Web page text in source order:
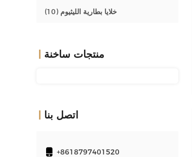
خلايا بطارية الليثيوم (10)
منتجات ساخنة
اتصل بنا
+8618797401520